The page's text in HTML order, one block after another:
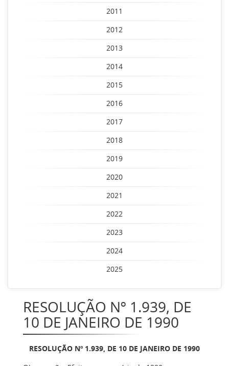
2011
2012
2013
2014
2015
2016
2017
2018
2019
2020
2021
2022
2023
2024
2025
RESOLUÇÃO Nº 1.939, DE
10 DE JANEIRO DE 1990
RESOLUÇÃO Nº 1.939, DE 10 DE JANEIRO DE 1990